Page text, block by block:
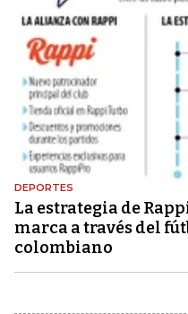
DEPORTES
La estrategia de
marca a través del
colombiano